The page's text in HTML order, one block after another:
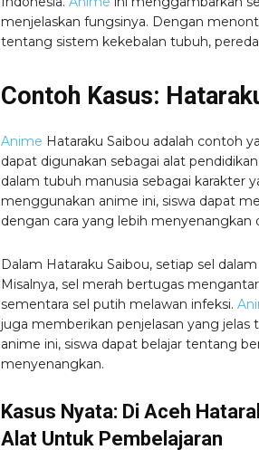
menjelaskan fungsinya. Dengan
tentang sistem kekebalan tubuh,
Contoh Kasus:
Anime Hataraku Saibou adalah contoh
dapat digunakan sebagai alat
dalam tubuh manusia sebagai karakter
menggunakan anime ini, siswa dapat
dengan cara yang lebih menyenangkan
Dalam Hataraku Saibou, setiap sel
Misalnya, sel merah bertugas
sementara sel putih melawan infeksi.
juga memberikan penjelasan yang
anime ini, siswa dapat belajar tentang
menyenangkan.
Kasus Nyata: Di Aceh
Alat Untuk Pembelajaran